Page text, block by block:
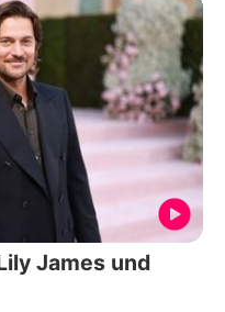
James und